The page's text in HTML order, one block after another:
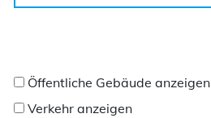
Öffentliche Gebäude anzeigen
Verkehr anzeigen